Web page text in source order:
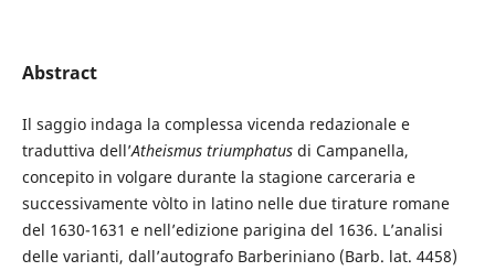
Abstract
Il saggio indaga la complessa vicenda redazionale e
traduttiva dell’Atheismus triumphatusdi Campanella,
concepito in volgare durante la stagione carceraria e
successivamente vòlto in latino nelle due tirature romane
del 1630-1631 e nell’edizione parigina del 1636. L’analisi
delle varianti, dall’autografo Barberiniano (Barb. lat. 4458)